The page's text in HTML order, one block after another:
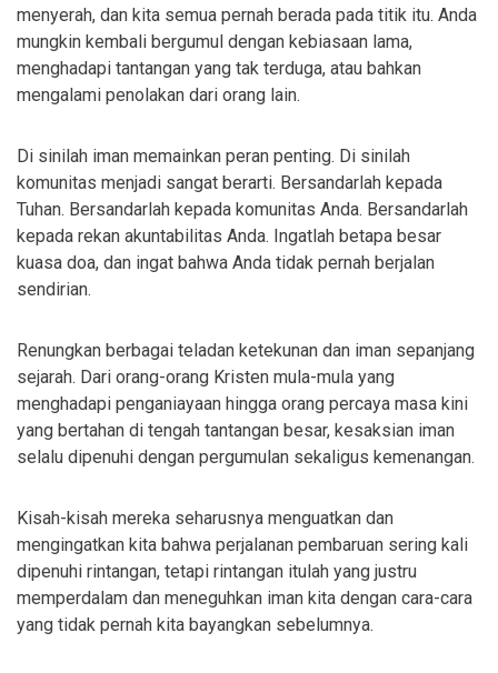
menyerah, dan kita semua pernah berada pada titik itu. Anda
mungkin kembali bergumul dengan kebiasaan lama,
menghadapi tantangan yang tak terduga, atau bahkan
mengalami penolakan dari orang lain.
Di sinilah iman memainkan peran penting. Di sinilah
komunitas menjadi sangat berarti. Bersandarlah kepada
Tuhan. Bersandarlah kepada komunitas Anda. Bersandarlah
kepada rekan akuntabilitas Anda. Ingatlah betapa besar
kuasa doa, dan ingat bahwa Anda tidak pernah berjalan
sendirian.
Renungkan berbagai teladan ketekunan dan iman sepanjang
sejarah. Dari orang-orang Kristen mula-mula yang
menghadapi penganiayaan hingga orang percaya masa kini
yang bertahan di tengah tantangan besar, kesaksian iman
selalu dipenuhi dengan pergumulan sekaligus kemenangan.
Kisah-kisah mereka seharusnya menguatkan dan
mengingatkan kita bahwa perjalanan pembaruan sering kali
dipenuhi rintangan, tetapi rintangan itulah yang justru
memperdalam dan meneguhkan iman kita dengan cara-cara
yang tidak pernah kita bayangkan sebelumnya.